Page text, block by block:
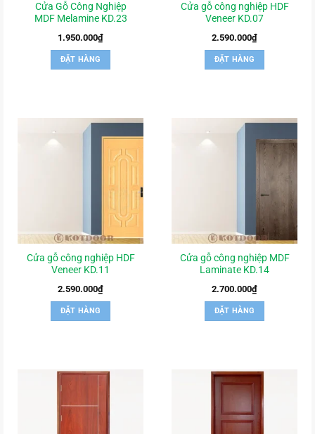
Cửa Gỗ Công Nghiệp
MDF Melamine KD.23
1.950.000₫
ĐẶT HÀNG
Cửa gỗ công nghiệp HDF
Veneer KD.07
2.590.000₫
ĐẶT HÀNG
Cửa gỗ công nghiệp HDF
Veneer KD.11
2.590.000₫
ĐẶT HÀNG
Cửa gỗ công nghiệp MDF
Laminate KD.14
2.700.000₫
ĐẶT HÀNG